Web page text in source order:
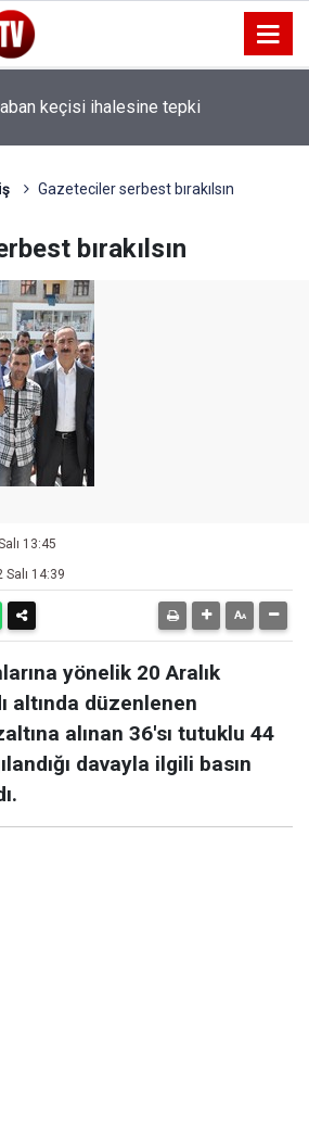
keçisi ihalesine tepki
gol kralı Diagne gidiyor
Gazeteciler serbest bırakılsın
bırakılsın
13:45
Salı 14:39
yönelik 20 Aralık
altında düzenlenen
alınan 36'sı tutuklu 44
davayla ilgili basın